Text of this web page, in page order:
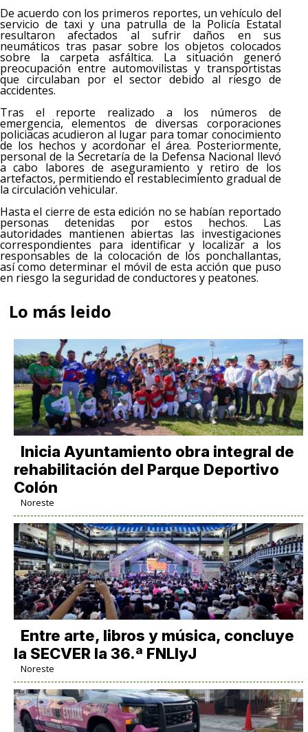
De acuerdo con los primeros reportes, un vehículo del
servicio de taxi y una patrulla de la Policía Estatal
resultaron afectados al sufrir daños en sus
neumáticos tras pasar sobre los objetos colocados
sobre la carpeta asfáltica. La situación generó
preocupación entre automovilistas y transportistas
que circulaban por el sector debido al riesgo de
accidentes.
Tras el reporte realizado a los números de
emergencia, elementos de diversas corporaciones
policiacas acudieron al lugar para tomar conocimiento
de los hechos y acordonar el área. Posteriormente,
personal de la Secretaría de la Defensa Nacional llevó
a cabo labores de aseguramiento y retiro de los
artefactos, permitiendo el restablecimiento gradual de
la circulación vehicular.
Hasta el cierre de esta edición no se habían reportado
personas detenidas por estos hechos. Las
autoridades mantienen abiertas las investigaciones
correspondientes para identificar y localizar a los
responsables de la colocación de los ponchallantas,
así como determinar el móvil de esta acción que puso
en riesgo la seguridad de conductores y peatones.
Lo más leido
Inicia Ayuntamiento obra integral de
rehabilitación del Parque Deportivo
Colón
Noreste
Entre arte, libros y música, concluye
la SECVER la 36.ª FNLIyJ
Noreste